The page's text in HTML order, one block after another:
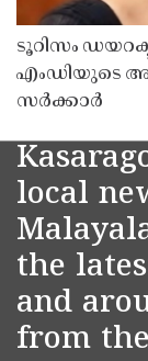
ടൂറിസം
എംഡിയുടെ
സർക്കാർ
local
the
and
from